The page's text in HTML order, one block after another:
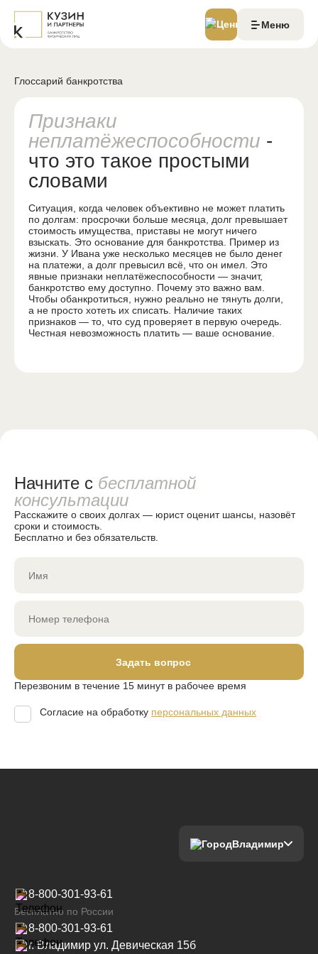
Меню
Банкротство через МФЦ
Реструктуризация долгов
Отзывы
Истории
Команда
Ситуации
Долги по ЖКХ
Спишется задолженность по ЖКХ?
Можно ли сохранить два ипотечных жилья?
Залоговый автомобиль
База знаний
Контакты
Города
Владимир
Бесплатная консультация
Глоссарий банкротства
Признаки
неплатёжеспособности -
что это такое простыми
словами
Ситуация, когда человек объективно не может платить
по долгам: просрочки больше месяца, долг превышает
стоимость имущества, приставы не могут ничего
взыскать. Это основание для банкротства. Пример из
жизни. У Ивана уже несколько месяцев не было денег
на платежи, а долг превысил всё, что он имел. Это
явные признаки неплатёжеспособности — значит,
банкротство ему доступно. Почему это важно вам.
Чтобы обанкротиться, нужно реально не тянуть долги,
а не просто хотеть их списать. Наличие таких
признаков — то, что суд проверяет в первую очередь.
Честная невозможность платить — ваше основание.
Начните с бесплатной
консультации
Расскажите о своих долгах — юрист оценит шансы, назовёт
сроки и стоимость.
Бесплатно и без обязательств.
Задать вопрос
Перезвоним в течение 15 минут в рабочее время
Согласие на обработку персональных данных
Владимир
8-800-301-93-61
Бесплатно по России
8-800-301-93-61
г. Владимир ул. Девическая 15б